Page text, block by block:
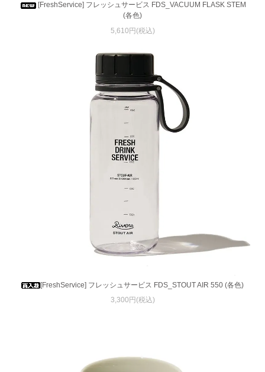
[FreshService] フレッシュサービス FDS_VACUUM FLASK STEM
(各色)
5,610円(税込)
[FreshService] フレッシュサービス FDS_STOUT AIR 550 (各色)
3,300円(税込)